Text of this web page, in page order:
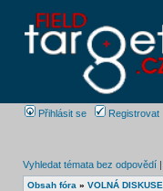
Přihlásit se Registrovat
Vyhledat témata bez odpovědí |
Obsah fóra » VOLNÁ DISKUSE